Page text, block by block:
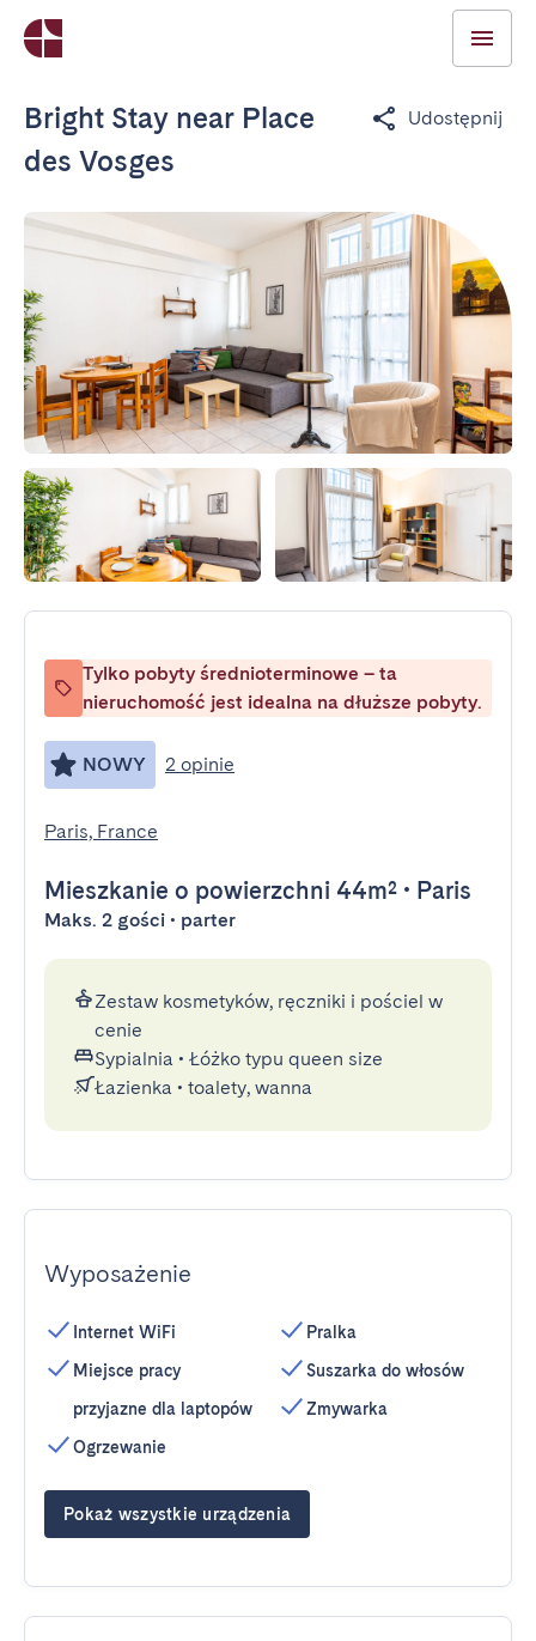
Bright Stay near Place
des Vosges
Udostępnij
Tylko pobyty średnioterminowe – ta
nieruchomość jest idealna na dłuższe pobyty.
NOWY 2 opinie
Paris, France
Mieszkanie o powierzchni 44m² • Paris
Maks. 2 gości • parter
Zestaw kosmetyków, ręczniki i pościel w
cenie
Sypialnia • Łóżko typu queen size
Łazienka • toalety, wanna
Wyposażenie
Internet WiFi
Miejsce pracy
przyjazne dla laptopów
Ogrzewanie
Pralka
Suszarka do włosów
Zmywarka
Pokaż wszystkie urządzenia